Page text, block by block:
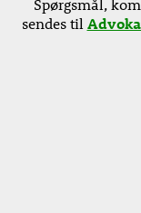
Spørgsmål,
sendes til